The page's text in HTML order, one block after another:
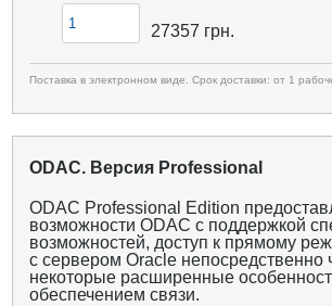
27357 грн.
Поставка в электронном виде. Срок доставки: от 1
ODAC. Версия Professional
ODAC Professional Edition
возможности ODAC с поддержкой
возможностей, доступ к прямому
с сервером Oracle непосредственно
некоторые расширенные
обеспечением связи.